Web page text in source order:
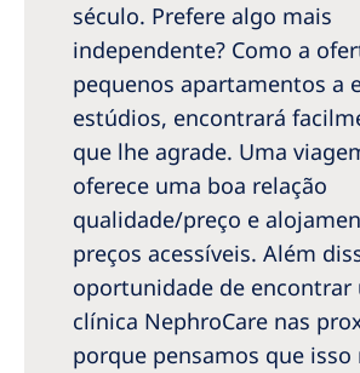
século. Prefere algo mais
independente? Como a
pequenos apartamentos a
estúdios, encontrará
que lhe agrade. Uma
oferece uma boa relação
qualidade/preço e
preços acessíveis. Além
oportunidade de encontrar
clínica NephroCare nas
porque pensamos que isso